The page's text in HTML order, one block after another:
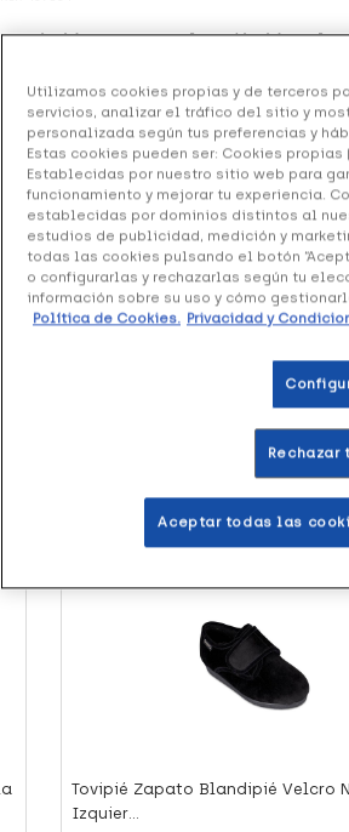
Tovipié Zapato Blandipié
31.91 €
Sin stock
+ 64 puntos Healthies
Tovipié Zapato Blandipié Velcro
un producto focalizado para los
de un calzado especial.
Productos
Tovipié Zapato Blandipié Velcro
Izquier...
Utilizamos cookies propias y de terceros
servicios, analizar el tráfico del sitio y
personalizada según tus preferencias y
Estas cookies pueden ser: Cookies propias
Establecidas por nuestro sitio web para
funcionamiento y mejorar tu experiencia.
establecidas por dominios distintos al
estudios de publicidad, medición y
todas las cookies pulsando el botón
o configurarlas y rechazarlas según tu
información sobre su uso y cómo
Política de Cookies. Privacidad y
Aceptar todas las